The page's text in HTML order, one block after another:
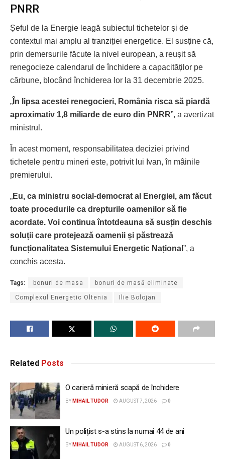
PNRR
Șeful de la Energie leagă subiectul tichetelor și de
contextul mai amplu al tranziției energetice. El susține că,
prin demersurile făcute la nivel european, a reușit să
renegocieze calendarul de închidere a capacităților pe
cărbune, blocând închiderea lor la 31 decembrie 2025.
„ În lipsa acestei renegocieri, România risca să piardă
aproximativ 1,8 miliarde de euro din PNRR”, a avertizat
ministrul.
În acest moment, responsabilitatea deciziei privind
tichetele pentru mineri este, potrivit lui Ivan, în mâinile
premierului.
„Eu, ca ministru social-democrat al Energiei, am făcut
toate procedurile ca drepturile oamenilor să fie
acordate. Voi continua întotdeauna să susțin deschis
soluții care protejează oamenii și păstrează
funcționalitatea Sistemului Energetic Național ”, a
conchis acesta.
Tags: bonuri de masa bonuri de masă eliminate
Complexul Energetic Oltenia Ilie Bolojan
Related Posts
O carieră minieră scapă de închidere
BY MIHAIL TUDOR AUGUST 7, 2026 0
Un polițist s-a stins la numai 44 de ani
BY MIHAIL TUDOR AUGUST 6, 2026 0